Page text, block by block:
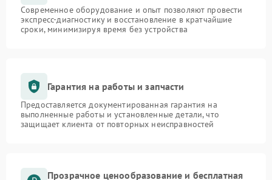
Современное оборудование и опыт позволяют провести
экспресс-диагностику и восстановление в кратчайшие
сроки, минимизируя время без устройства
Гарантия на работы и запчасти
Предоставляется документированная гарантия на
выполненные работы и установленные детали, что
защищает клиента от повторных неисправностей
Прозрачное ценообразование и бесплатная